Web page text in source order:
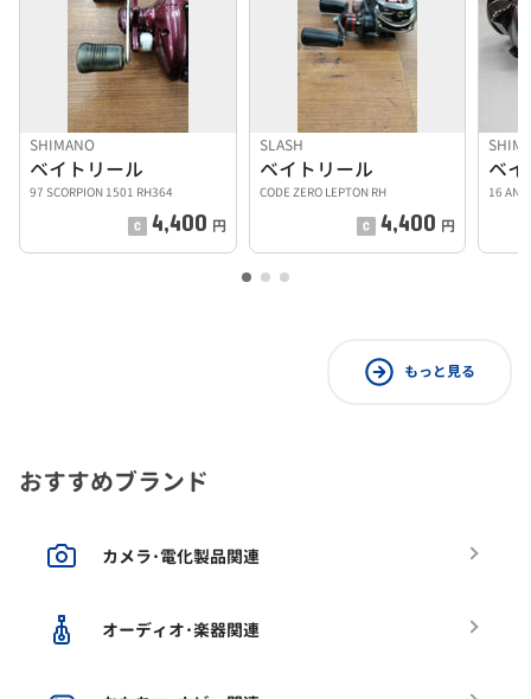
SHIMANO
ベイトリール
97 SCORPION 1501 RH364
4,400 円
SLASH
ベイトリール
CODE ZERO LEPTON RH
4,400 円
ベ
16
もっと見る
おすすめブランド
カメラ･電化製品関連
オーディオ･楽器関連